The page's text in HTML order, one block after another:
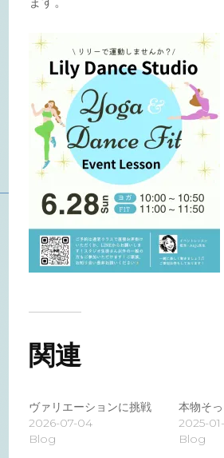
関連
ヴァリエーションに挑戦
2026-07-04
Blog
本物そ
2025-
Blog